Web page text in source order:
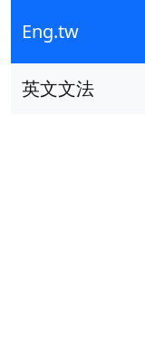
Eng.tw
英文文法